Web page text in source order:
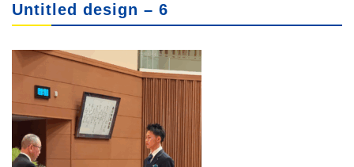
Untitled design – 6